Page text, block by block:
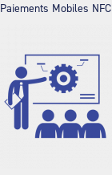
Paiements Mobiles NFC